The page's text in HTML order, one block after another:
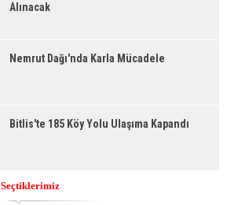
Alınacak
Nemrut Dağı'nda Karla Mücadele
Bitlis'te 185 Köy Yolu Ulaşıma Kapandı
Seçtiklerimiz